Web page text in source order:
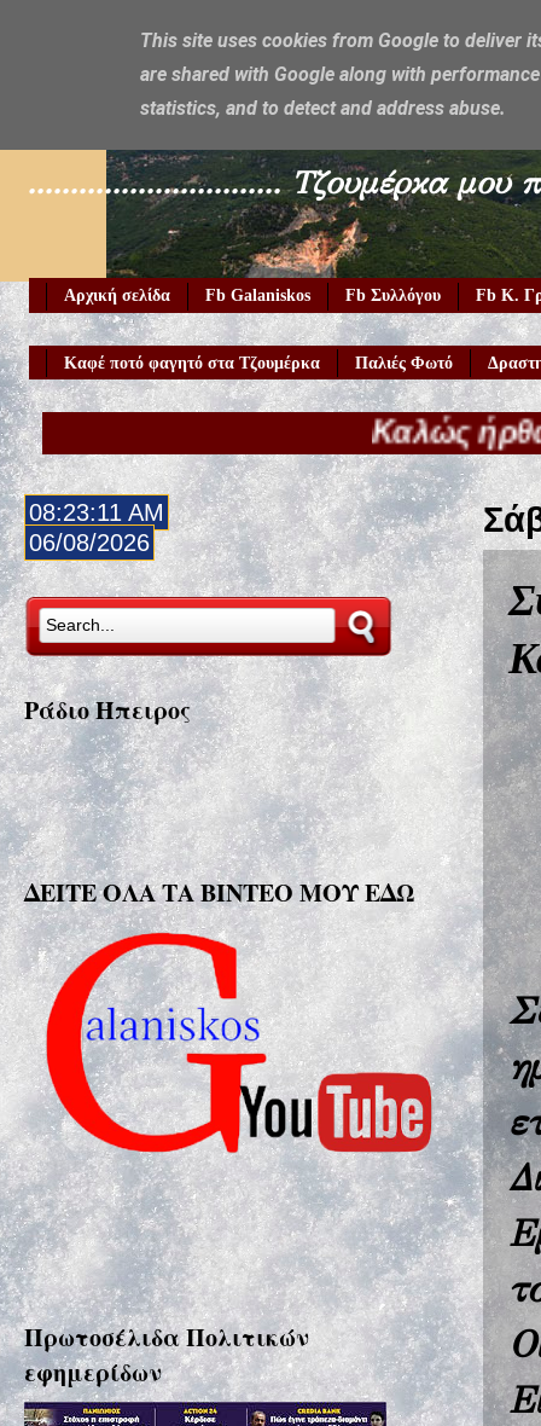
Galaniskos
.............................. Τζουμέρκα μου
Αρχική σελίδα Fb Galaniskos Fb Συλλόγου Fb Κ.
Καφέ ποτό φαγητό στα Τζουμέρκα Παλιές Φωτό
Καλώς ήρθατε στο
08:23:13 AM
06/08/2026
Ράδιο Ήπειρος
ΔΕΙΤΕ ΟΛΑ ΤΑ ΒΙΝΤΕΟ ΜΟΥ ΕΔΩ
Πρωτοσέλιδα Πολιτικών
εφημερίδων
This site uses cookies from Google to deliver
are shared with Google along with
statistics, and to detect and address abuse.